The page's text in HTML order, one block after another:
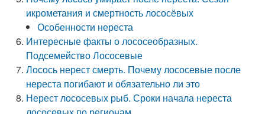
икрометания и смертность лососёвых
Особенности нереста
Интересные факты о лососеобразных.
Подсемейство Лососевые
Лосось нерест смерть. Почему лососевые после
нереста погибают и обязательно ли это
Нерест лососевых рыб. Сроки начала нереста